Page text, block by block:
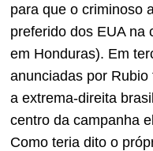
para que o criminoso
preferido dos EUA na
em Honduras). Em
anunciadas por
a extrema-direita
centro da campanha
Como teria dito o